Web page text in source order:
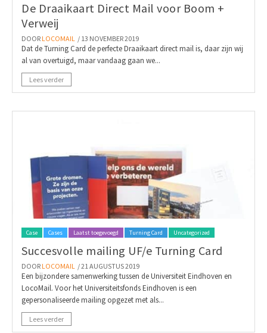
De Draaikaart Direct Mail voor Boom +
Verweij
DOOR LOCOMAIL / 13 NOVEMBER 2019
Dat de Turning Card de perfecte Draaikaart direct mail is, daar zijn wij
al van overtuigd, maar vandaag gaan we...
Lees verder
Case Cases Laatst toegevoegd Turning Card Uncategorized
Succesvolle mailing UF/e Turning Card
DOOR LOCOMAIL / 21 AUGUSTUS 2019
Een bijzondere samenwerking tussen de Universiteit Eindhoven en
LocoMail. Voor het Universiteitsfonds Eindhoven is een
gepersonaliseerde mailing opgezet met als...
Lees verder